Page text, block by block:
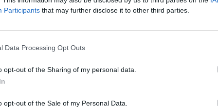
Participants that may further disclose it to other third parties.
Data Processing Opt Outs
opt-out of the Sharing of my personal data.
opt-out of the Sale of my Personal Data.
Secchi in porta, il quartetto di difesa era composta da
Nella ripresa Bacci ha inserito il nuovo acquisto
Carboni. Prima di Ferragosti i rossoblù avevano giocato
imponendosi per 2-1 con gol di Luca Carboni e Marcello
il bomber Omar Delizos.